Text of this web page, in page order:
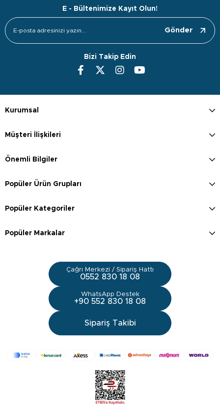
E - Bültenimize Kayıt Olun!
Gönder
Bizi Takip Edin
Kurumsal
Müşteri İlişkileri
Önemli Bilgiler
Popüler Ürün Grupları
Popüler Kategoriler
Popüler Markalar
Çağrı Merkezi / Sipariş Hattı
0552 830 18 08
WhatsApp Destek
+90 552 830 18 08
Sipariş Takibi